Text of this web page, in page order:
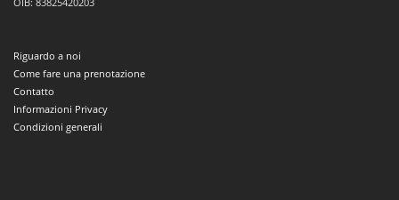
Riguardo a noi
Come fare una prenotazione
Contatto
Informazioni Privacy
Condizioni generali